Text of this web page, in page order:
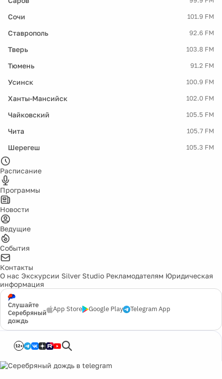
Сочи 101.9 FM
Ставрополь 92.6 FM
Тверь 103.8 FM
Тюмень 91.2 FM
Усинск 100.9 FM
Ханты-Мансийск 102.0 FM
Чайковский 105.5 FM
Чита 105.7 FM
Шерегеш 105.3 FM
Расписание
Программы
Новости
Ведущие
События
Контакты
О нас Экскурсии Silver Studio Рекламодателям Юридическая
информация
Слушайте
Серебряный
дождь
App Store Google Play Telegram App
12+